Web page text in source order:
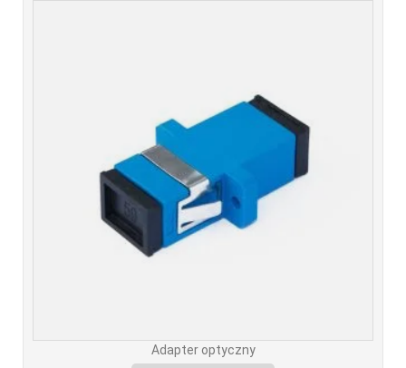
Adapter optyczny